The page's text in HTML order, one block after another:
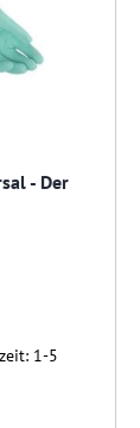
- Der
1-5